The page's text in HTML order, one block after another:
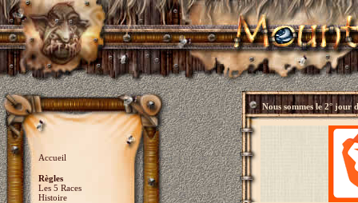
Accueil
Règles
Les 5 Races
Histoire
Nous sommes le2° jour